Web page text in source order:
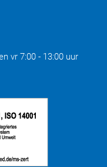
vr 7:00 - 13:00 uur